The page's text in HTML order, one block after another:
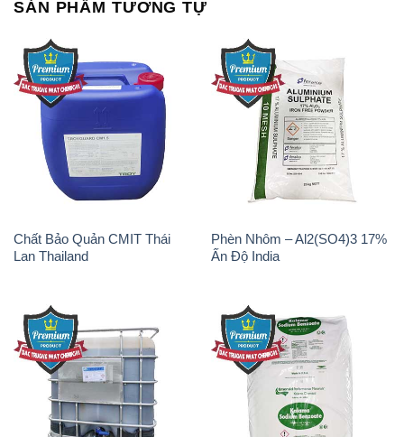
SẢN PHẨM TƯƠNG TỰ
Chất Bảo Quản CMIT Thái
Lan Thailand
Phèn Nhôm – Al2(SO4)3 17%
Ấn Độ India